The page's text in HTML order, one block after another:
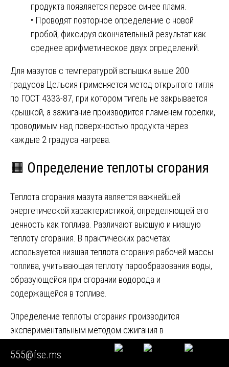
продукта появляется первое синее пламя.
• Проводят повторное определение с новой
пробой, фиксируя окончательный результат как
среднее арифметическое двух определений.
Для мазутов с температурой вспышки выше 200
градусов Цельсия применяется метод открытого тигля
по ГОСТ 4333-87, при котором тигель не закрывается
крышкой, а зажигание производится пламенем горелки,
проводимым над поверхностью продукта через
каждые 2 градуса нагрева.
🟧 Определение теплоты сгорания
Теплота сгорания мазута является важнейшей
энергетической характеристикой, определяющей его
ценность как топлива. Различают высшую и низшую
теплоту сгорания. В практических расчетах
используется низшая теплота сгорания рабочей массы
топлива, учитывающая теплоту парообразования воды,
образующейся при сгорании водорода и
содержащейся в топливе.
Определение теплоты сгорания производится
экспериментальным методом сжигания в
калориметрической бомбе по ГОСТ 21261-91
«Нефтепродукты. Метод определения теплоты
555@fse.ms